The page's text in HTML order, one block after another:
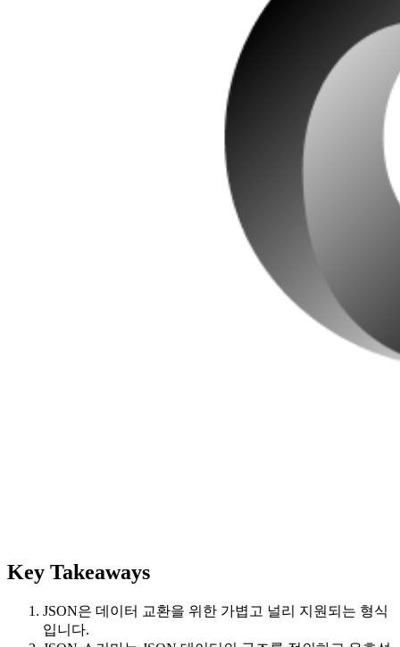
Key Takeaways
JSON은 데이터 교환을 위한 가볍고 널리 지원되는 형식
입니다.